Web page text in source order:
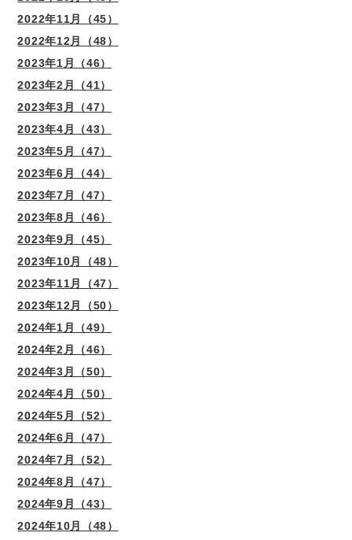
2022年11月（45）
2022年12月（48）
2023年1月（46）
2023年2月（41）
2023年3月（47）
2023年4月（43）
2023年5月（47）
2023年6月（44）
2023年7月（47）
2023年8月（46）
2023年9月（45）
2023年10月（48）
2023年11月（47）
2023年12月（50）
2024年1月（49）
2024年2月（46）
2024年3月（50）
2024年4月（50）
2024年5月（52）
2024年6月（47）
2024年7月（52）
2024年8月（47）
2024年9月（43）
2024年10月（48）